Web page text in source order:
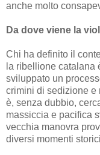
anche molto
Da dove viene la
Chi ha definito il
la ribellione catalana
sviluppato un
crimini di sedizione e
è, senza dubbio,
massiccia e pacifica
vecchia manovra
diversi momenti